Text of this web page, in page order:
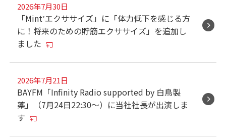
2026年7月30日
「Mint⁺エクササイズ」に「体力低下を感じる方
に！将来のための貯筋エクササイズ」を追加し
ました
2026年7月21日
BAYFM「Infinity Radio supported by 白鳥製
薬」（7月24日22:30～）に当社社長が出演しま
す